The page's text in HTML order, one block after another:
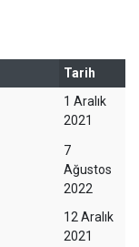
Tarih
1 Aralık
2021
7
Ağustos
2022
12 Aralık
2021